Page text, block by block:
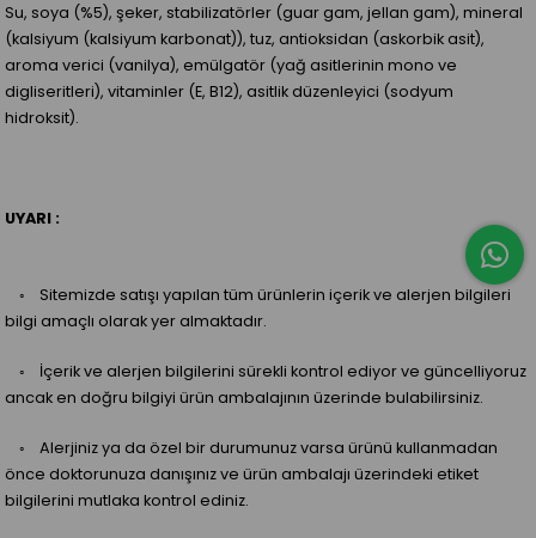
Su, soya (%5), şeker, stabilizatörler (guar gam, jellan gam), mineral
(kalsiyum (kalsiyum karbonat)), tuz, antioksidan (askorbik asit),
aroma verici (vanilya), emülgatör (yağ asitlerinin mono ve
digliseritleri), vitaminler (E, B12), asitlik düzenleyici (sodyum
hidroksit).
UYARI :
◦ Sitemizde satışı yapılan tüm ürünlerin içerik ve alerjen bilgileri
bilgi amaçlı olarak yer almaktadır.
◦ İçerik ve alerjen bilgilerini sürekli kontrol ediyor ve güncelliyoruz
ancak en doğru bilgiyi ürün ambalajının üzerinde bulabilirsiniz.
◦ Alerjiniz ya da özel bir durumunuz varsa ürünü kullanmadan
önce doktorunuza danışınız ve ürün ambalajı üzerindeki etiket
bilgilerini mutlaka kontrol ediniz.